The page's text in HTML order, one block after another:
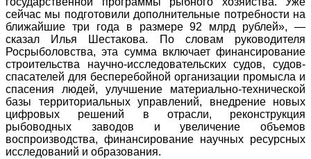
сейчас мы подготовили дополнительные потребности на
ближайшие три года в размере 92 млрд рублей», —
сказал Илья Шестакова. По словам руководителя
Росрыболовства, эта сумма включает финансирование
строительства научно-исследовательских судов, судов-
спасателей для бесперебойной организации промысла и
спасения людей, улучшение материально-технической
базы территориальных управлений, внедрение новых
цифровых решений в отрасли, реконструкция
рыбоводных заводов и увеличение объемов
воспроизводства, финансирование научных ресурсных
исследований и образования.